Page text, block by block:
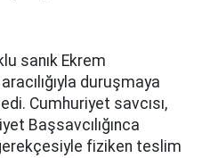
sanık Ekrem
duruşmaya
Cumhuriyet savcısı,
Başsavcılığınca
fiziken teslim